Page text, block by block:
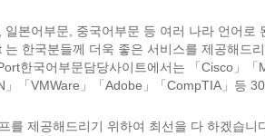
본어부문, 중국어부문 등 여러 나라 언어로
한국분들께 더욱 좋은 서비스를 제공해드
한국어부문담당사이트에서는 「Cisco」「
」「VMWare」「Adobe」
「CompTIA」 등
를 제공해드리기 위하여 최선을 다 하겠습니